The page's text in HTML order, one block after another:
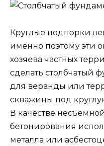
Круглые подпорки
именно поэтому эти
хозяева частных
сделать столбчатый
для веранды или
скважины под
В качестве
бетонирования
металла или